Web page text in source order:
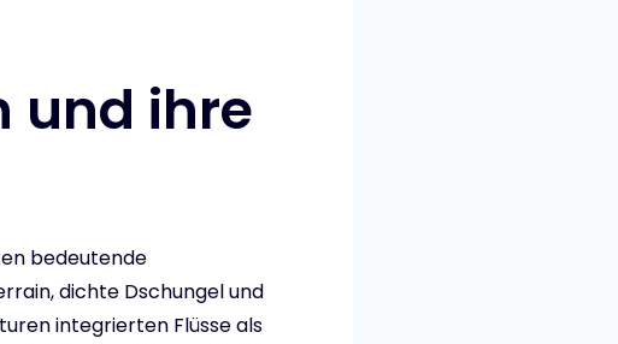
und ihre
bedeutende
dichte Dschungel und
integrierten Flüsse als